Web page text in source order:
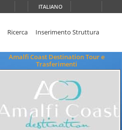
ITALIANO
Ricerca Inserimento Struttura
Amalfi Coast Destination Tour e
Trasferimenti